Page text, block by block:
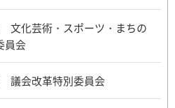
化芸術・スポーツ・まちの
員会
会改革特別委員会